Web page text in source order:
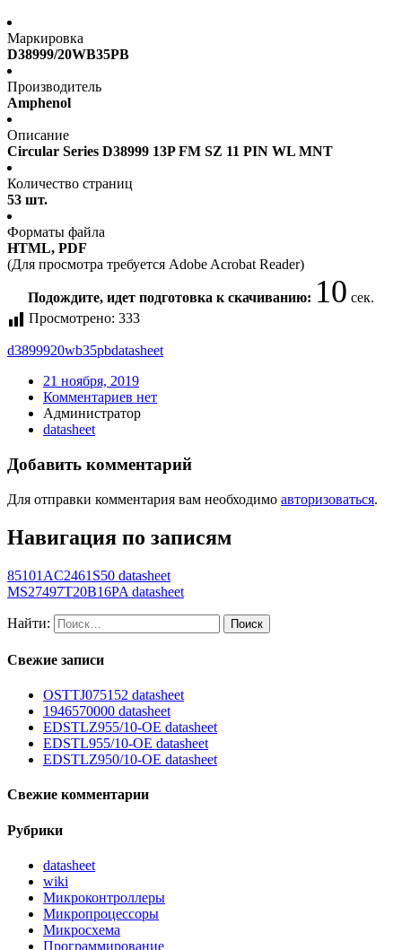
Маркировка
D38999/20WB35PB
Производитель
Amphenol
Описание
Circular Series D38999 13P FM SZ 11 PIN WL MNT
Количество страниц
53 шт.
Форматы файла
HTML, PDF
(Для просмотра требуется Adobe Acrobat Reader)
Подождите, идет подготовка к скачиванию: 10 сек.
Просмотрено: 333
d3899920wb35pbdatasheet
21 ноября, 2019
Комментариев нет
Администратор
datasheet
Добавить комментарий
Для отправки комментария вам необходимо авторизоваться.
Навигация по записям
85101AC2461S50 datasheet
MS27497T20B16PA datasheet
Найти:
Свежие записи
OSTTJ075152 datasheet
1946570000 datasheet
EDSTLZ955/10-OE datasheet
EDSTL955/10-OE datasheet
EDSTLZ950/10-OE datasheet
Свежие комментарии
Рубрики
datasheet
wiki
Микроконтроллеры
Микропроцессоры
Микросхема
Программирование